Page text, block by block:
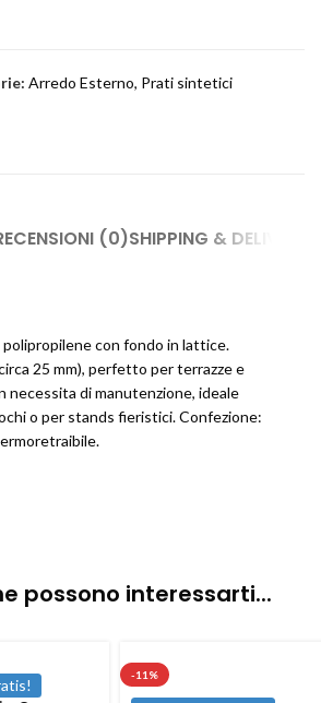
Arredo Esterno, Prati sintetici
(0)SHIPPING & DELIVERY
con fondo in lattice.
25 mm), perfetto per terrazze e
necessita di manutenzione, ideale
o per stands fieristici. Confezione:
possono interessarti...
-11%